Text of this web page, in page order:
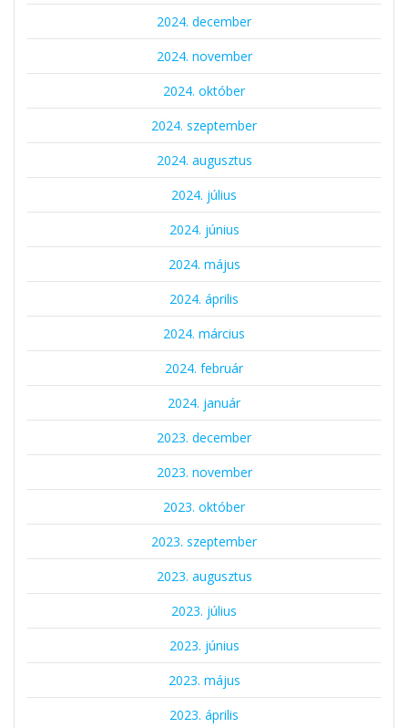
2024. december
2024. november
2024. október
2024. szeptember
2024. augusztus
2024. július
2024. június
2024. május
2024. április
2024. március
2024. február
2024. január
2023. december
2023. november
2023. október
2023. szeptember
2023. augusztus
2023. július
2023. június
2023. május
2023. április